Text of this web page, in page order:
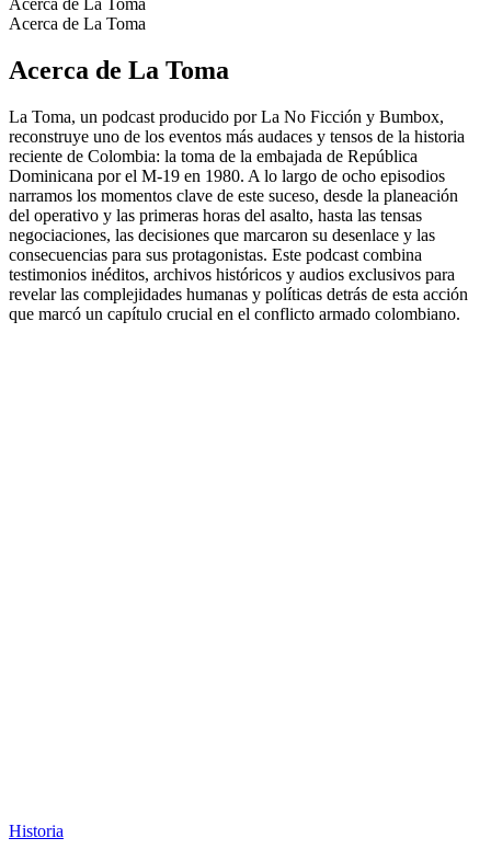
Acerca de La Toma
Acerca de La Toma
Acerca de La Toma
La Toma, un podcast producido por La No Ficción y Bumbox,
reconstruye uno de los eventos más audaces y tensos de la historia
reciente de Colombia: la toma de la embajada de República
Dominicana por el M-19 en 1980. A lo largo de ocho episodios
narramos los momentos clave de este suceso, desde la planeación
del operativo y las primeras horas del asalto, hasta las tensas
negociaciones, las decisiones que marcaron su desenlace y las
consecuencias para sus protagonistas. Este podcast combina
testimonios inéditos, archivos históricos y audios exclusivos para
revelar las complejidades humanas y políticas detrás de esta acción
que marcó un capítulo crucial en el conflicto armado colombiano.
Historia